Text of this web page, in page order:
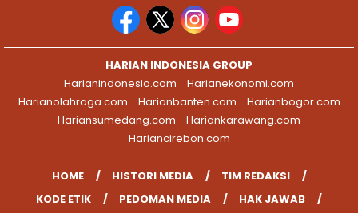
HARIAN INDONESIA GROUP
Harianindonesia.com
Harianekonomi.com
Harianolahraga.com
Harianbanten.com
Harianbogor.com
Hariansumedang.com
Hariankarawang.com
Hariancirebon.com
HOME HISTORI MEDIA
TIM REDAKSI
KODE ETIK
PEDOMAN MEDIA
HAK JAWAB